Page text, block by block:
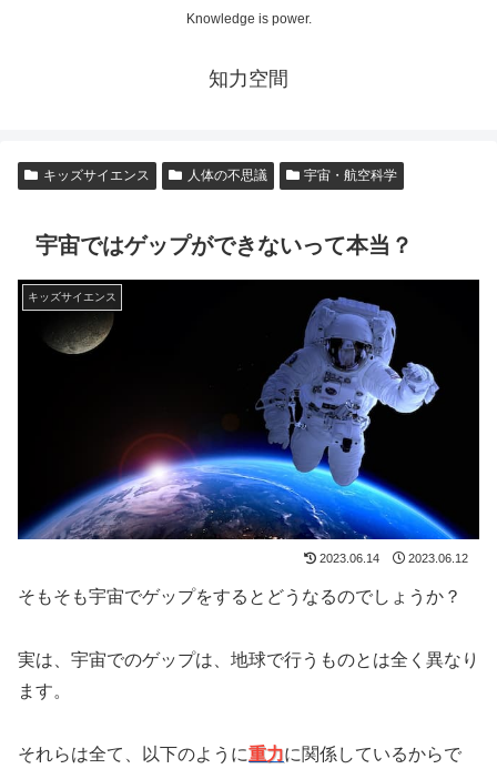
Knowledge is power.
知力空間
キッズサイエンス 人体の不思議 宇宙・航空科学
宇宙ではゲップができないって本当？
キッズサイエンス
2023.06.14 2023.06.12
そもそも宇宙でゲップをするとどうなるのでしょうか？
実は、宇宙でのゲップは、地球で行うものとは全く異なり
ます。
それらは全て、以下のように重力に関係しているからで